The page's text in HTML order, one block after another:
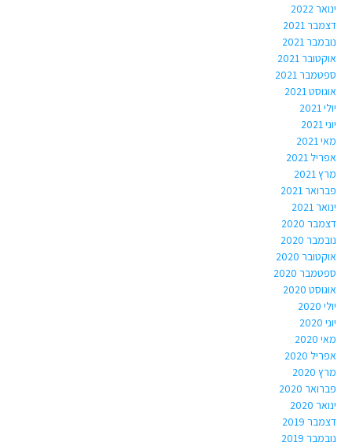
ינואר 2022
דצמבר 2021
נובמבר 2021
אוקטובר 2021
ספטמבר 2021
אוגוסט 2021
יולי 2021
יוני 2021
מאי 2021
אפריל 2021
מרץ 2021
פברואר 2021
ינואר 2021
דצמבר 2020
נובמבר 2020
אוקטובר 2020
ספטמבר 2020
אוגוסט 2020
יולי 2020
יוני 2020
מאי 2020
אפריל 2020
מרץ 2020
פברואר 2020
ינואר 2020
דצמבר 2019
נובמבר 2019